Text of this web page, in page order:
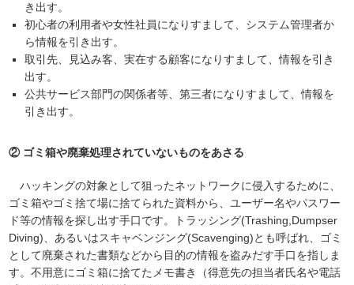
き出す。
初心者の利用者や女性社員になりすまして、システム管理者か
ら情報を引き出す。
取引先、見込み客、実在する顧客になりすまして、情報を引き
出す。
公共サービス部門の関係者等、第三者になりすまして、情報を
引き出す。
② ゴミ箱や廃棄処理されていないものをあさる
ハッキングの対象として狙ったネットワークに侵入するために、
ゴミ箱やゴミ捨て場に捨てられた資料から、ユーザー名やパスワー
ド等の情報を探し出す手口です。トラッシング(Trashing,Dumpser
Diving)、あるいはスキャベンジング(Scavenging)とも呼ばれ、ゴミ
として廃棄された書類などから目的の情報を盗みだす手口を指しま
す。不用意にゴミ箱に捨てたメモ書き（得意先の担当者氏名や電話